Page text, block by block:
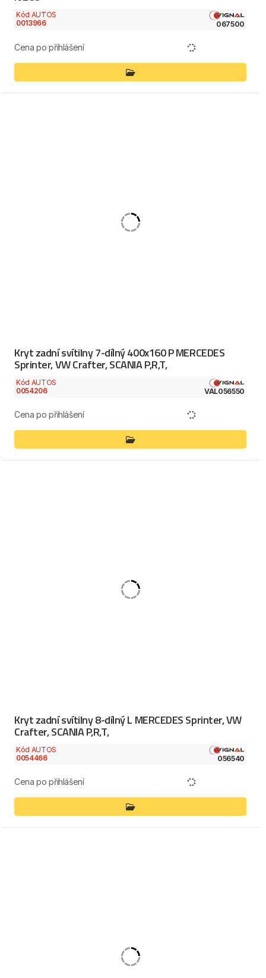
Kód AUTOS
0013966
067500
Cena po přihlášení
Kryt zadní svítilny 7-dílný 400x160 P MERCEDES
Sprinter, VW Crafter, SCANIA P,R,T,
Kód AUTOS
0054206
VAL056550
Cena po přihlášení
Kryt zadní svítilny 8-dílný L MERCEDES Sprinter, VW
Crafter, SCANIA P,R,T,
Kód AUTOS
0054466
056540
Cena po přihlášení